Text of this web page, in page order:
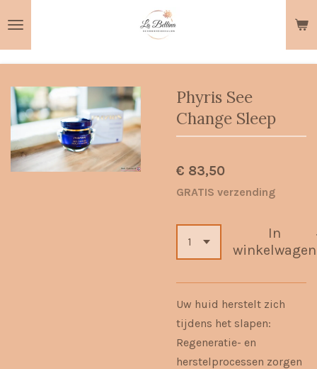
hoofdinhoud
Phyris See
Change Sleep
€ 83,50
GRATIS verzending
In
winkelwagen
Uw huid herstelt zich
tijdens het slapen:
Regeneratie- en
herstelprocessen zorgen